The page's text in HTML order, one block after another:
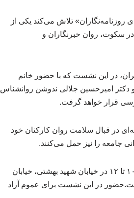
تلاش می‌کند یکی از
سکوت، روان خبرنگاران و
در این نشست که با حضور خانم
دکتر امیرحسین جلالی ندوشن روانشناس
قرار خواهد گرفت.
در قبال سلامت روان کارکنان خود
جامعه را نیز حمل می‌کنند.
نشست «بررسی ترومای روزنامه‌نگاران» روز سه‌شنبه ۲۹ اردیبهشت از ساعت ۱۰ تا ۱۲ در خیابان شهید بهشتی، خیابان
عموم آزاد است.حضور در این نشست برای عموم آزاد